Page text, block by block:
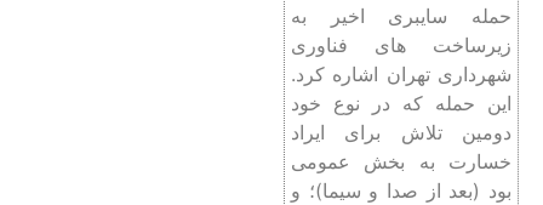
حمله سایبری اخیر به
زیرساخت‌ های فناوری
شهرداری تهران اشاره کرد.
این حمله که در نوع خود
دومین تلاش برای ایراد
خسارت به بخش عمومی
بود (بعد از صدا و سیما)؛ و